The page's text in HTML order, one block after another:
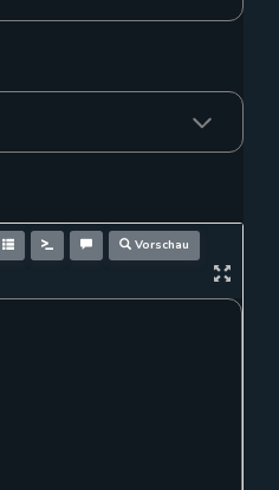
Vorschau